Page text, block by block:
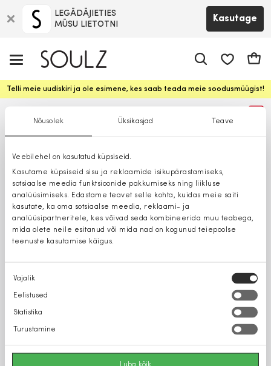
Nõusolek Üksikasjad Teave
Veebilehel on kasutatud küpsiseid.
Kasutame küpsiseid sisu ja reklaamide isikupärastamiseks,
sotsiaalse meedia funktsioonide pakkumiseks ning liikluse
analüüsimiseks. Edastame teavet selle kohta, kuidas meie saiti
kasutate, ka oma sotsiaalse meedia, reklaami- ja
analüüsipartneritele, kes võivad seda kombineerida muu teabega,
mida olete neile esitanud või mida nad on kogunud teiepoolse
teenuste kasutamise käigus.
Nõusoleku
valik
Vajalik
Eelistused
Statistika
Turustamine
Luba kõik
LEGĀDĀJIETIES
MŪSU LIETOTNI
Kasutage
Telli meie uudiskiri ja ole esimene, kes saab teada meie soodusmüügist!